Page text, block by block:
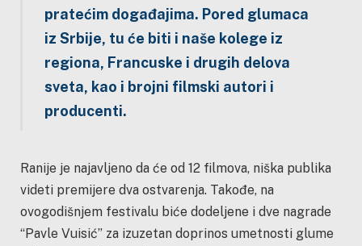
pratećim događajima. Pored glumaca
iz Srbije, tu će biti i naše kolege iz
regiona, Francuske i drugih delova
sveta, kao i brojni filmski autori i
producenti.
Ranije je najavljeno da će od 12 filmova, niška publika
videti premijere dva ostvarenja. Takođe, na
ovogodišnjem festivalu biće dodeljene i dve nagrade
“Pavle Vuisić” za izuzetan doprinos umetnosti glume